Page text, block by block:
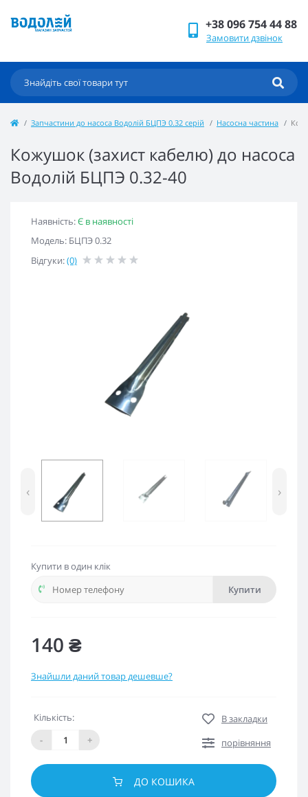
+38 096 754 44 88
Замовити дзвінок
Запчастини до насоса Водолій БЦПЭ 0.32 серій Насосна частина
Кожушок (захист кабелю) до насоса
Водолій БЦПЭ 0.32-40
Наявність:Є в наявності
Модель: БЦПЭ 0.32
Відгуки:(0)
‹ ›
Купити в один клік
Купити
140 ₴
Знайшли даний товар дешевше?
Кількість:
-
+
В закладки
порівняння
ДО КОШИКА